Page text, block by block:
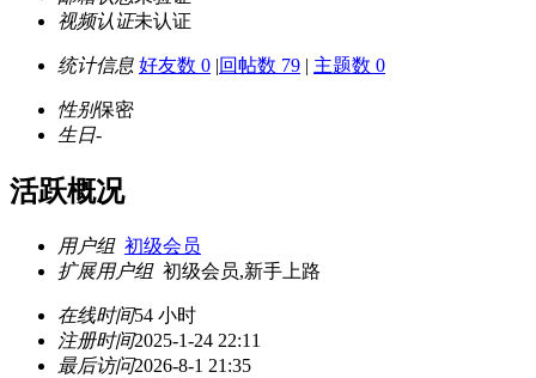
视频认证未认证
统计信息 好友数 0 |回帖数 79 | 主题数 0
性别保密
生日-
活跃概况
用户组 初级会员
扩展用户组 初级会员,新手上路
在线时间54 小时
注册时间2025-1-24 22:11
最后访问2026-8-1 21:35